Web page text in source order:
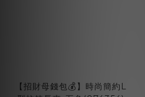
【招財母錢包💰】時尚簡約L